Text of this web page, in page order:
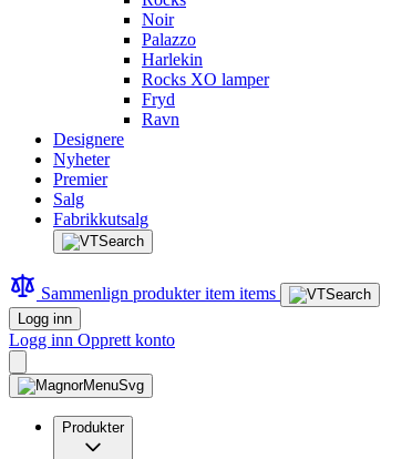
Noir
Palazzo
Harlekin
Rocks XO lamper
Fryd
Ravn
Designere
Nyheter
Premier
Salg
Fabrikkutsalg
Sammenlign produkteritem items
Logg inn
Logg inn Opprett konto
Produkter